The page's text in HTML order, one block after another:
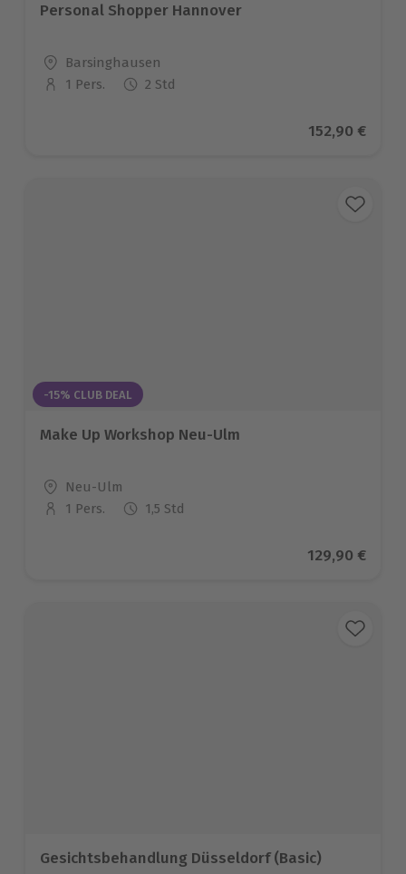
Personal Shopper Hannover
Standort
Barsinghausen
Anzahl der Teilnehmer
1 Pers. 2 Std
Aktueller
152,90 €
-15% CLUB DEAL
Make Up Workshop Neu-Ulm
Standort
Neu-Ulm
Anzahl der Teilnehmer
1 Pers. 1,5 Std
Aktueller
129,90 €
Gesichtsbehandlung Düsseldorf (Basic)